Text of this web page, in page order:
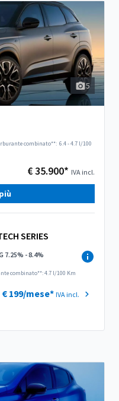
5
combinato**: 6.4 - 4.7 l/100
€ 35.900* IVA incl.
SERIES
7.25% - 8.4%
combinato**: 4.7 l/100 Km
€ 199/mese* IVA incl.